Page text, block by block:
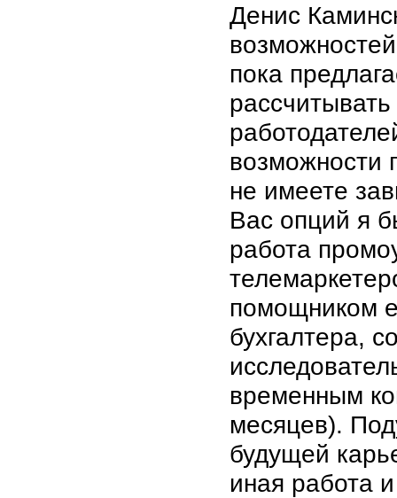
Денис
пока
возможности
не имеете
Вас опций я
работа
помощником
бухгалтера,
временным
месяцев).
будущей
иная работа